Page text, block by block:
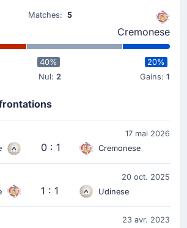
Matches: 5
Cremonese
40%
Nul:2
20%
Gains: 1
17 mai 2026
0 : 1 Cremonese
20 oct. 2025
1 : 1 Udinese
23 avr. 2023